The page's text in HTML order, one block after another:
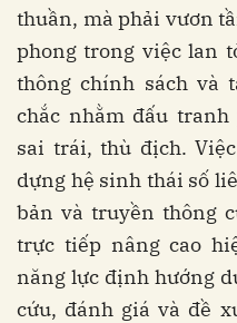
thuần, mà phải vươn
phong trong việc lan
thông chính sách và
chắc nhằm đấu
sai trái, thù địch.
dựng hệ sinh thái số
bản và truyền thông
trực tiếp nâng cao
năng lực định hướng
cứu, đánh giá và đề